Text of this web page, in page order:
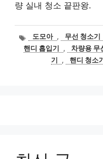
량 실내 청소 끝판왕.
태
그
도모아 , 무선 청소기
핸디 흡입기
, 차량용 무
기
, 핸디 청소기